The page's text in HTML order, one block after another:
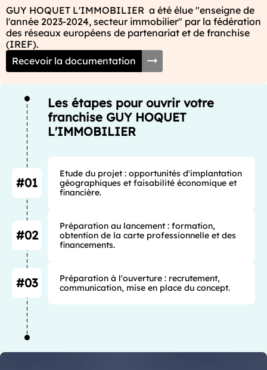
GUY HOQUET L'IMMOBILIER  a été élue "enseigne de
l'année 2023-2024, secteur immobilier" par la fédération
des réseaux européens de partenariat et de franchise
(IREF).
Recevoir la documentation
Les étapes pour ouvrir votre
franchise GUY HOQUET
L'IMMOBILIER
#01
Etude du projet : opportunités d'implantation
géographiques et faisabilité économique et
financière.
#02
Préparation au lancement : formation,
obtention de la carte professionnelle et des
financements.
#03
Préparation à l'ouverture : recrutement,
communication, mise en place du concept.